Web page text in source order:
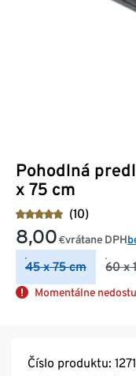
Pohodlná
x 75 cm
(10)
8,00 €vrátane DPH
45 x 75 cm 60 x
Momentálne
Číslo produktu: